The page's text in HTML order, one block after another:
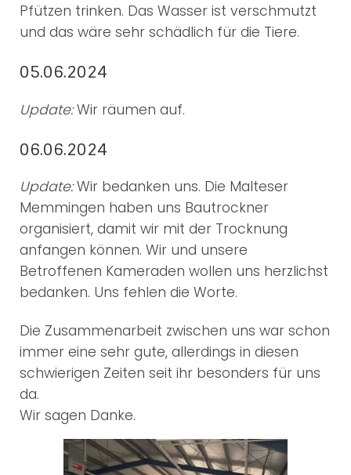
Pfützen trinken. Das Wasser ist verschmutzt
und das wäre sehr schädlich für die Tiere.
05.06.2024
Update:Wir räumen auf.
06.06.2024
Update:Wir bedanken uns. Die Malteser
Memmingen haben uns Bautrockner
organisiert, damit wir mit der Trocknung
anfangen können. Wir und unsere
Betroffenen Kameraden wollen uns herzlichst
bedanken. Uns fehlen die Worte.
Die Zusammenarbeit zwischen uns war schon
immer eine sehr gute, allerdings in diesen
schwierigen Zeiten seit ihr besonders für uns
da.
Wir sagen Danke.